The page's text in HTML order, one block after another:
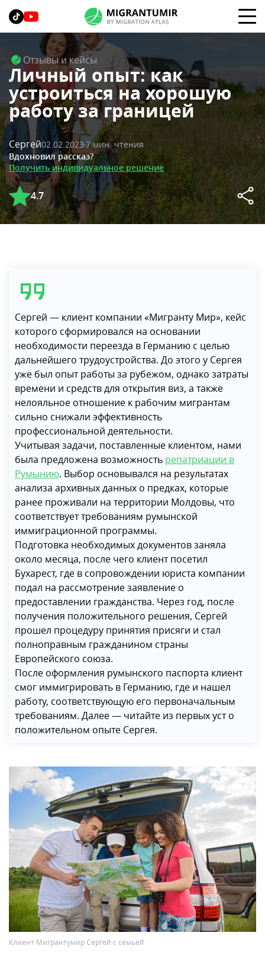
Отзывы и кейсы
Личный опыт: как
устроиться на хорошую
работу за границей
Сергей02.02.2023 7 мин. чтения
Вдохновил рассказ?
Получить индивидуальное решение
4.7
Сергей — клиент компании «Мигранту Мир», кейс
которого сформировался на основании
необходимости переезда в Германию с целью
дальнейшего трудоустройства. До этого у Сергея
уже был опыт работы за рубежом, однако затраты
времени и средств для открытия виз, а также
нелояльное отношение к рабочим мигрантам
сильно снижали эффективность
профессиональной деятельности.
Учитывая задачи, поставленные клиентом, нами
была предложена возможность репатриации в
Румынию. Выбор основывался на результатах
анализа архивных данных о предках, которые
ранее проживали на территории Молдовы, что
соответствует требованиям румынской
иммиграционной программы.
Подготовка необходимых документов заняла
около месяца, после чего клиент посетил
Бухарест, где в сопровождении юриста компании
подал на рассмотрение заявление о
предоставлении гражданства. Через год, после
получения положительного решения, Сергей
прошел процедуру принятия присяги и стал
полноправным гражданином страны
Европейского союза.
После оформления румынского паспорта клиент
смог иммигрировать в Германию, где и нашел
работу, соответствующую его первоначальным
требованиям. Далее — читайте из первых уст о
положительном опыте Сергея.
Клиент Мигрантумир Сергей с семьей